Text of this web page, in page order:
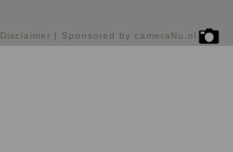
Disclaimer | Sponsored by cameraNu.nl